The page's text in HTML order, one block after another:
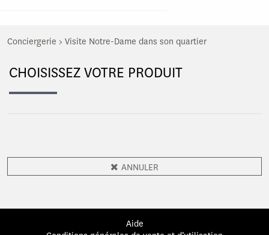
Conciergerie > Visite Notre-Dame dans son quartier
CHOISISSEZ VOTRE PRODUIT
ANNULER
Aide